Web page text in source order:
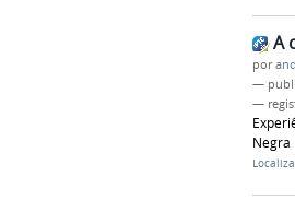
A
por
—
—
Negra